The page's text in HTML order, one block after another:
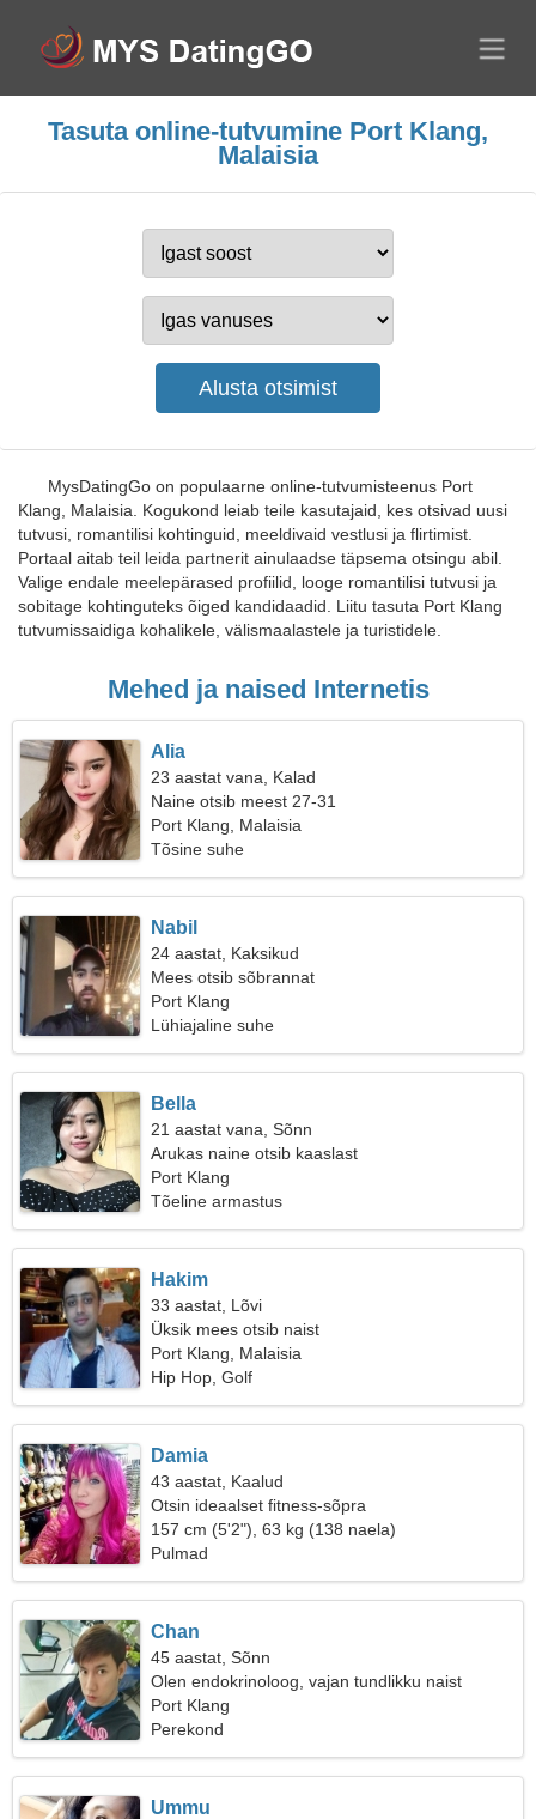
Tasuta online-tutvumine Port Klang,
Malaisia
MysDatingGo on populaarne online-tutvumisteenus Port
Klang, Malaisia. Kogukond leiab teile kasutajaid, kes otsivad uusi
tutvusi, romantilisi kohtinguid, meeldivaid vestlusi ja flirtimist.
Portaal aitab teil leida partnerit ainulaadse täpsema otsingu abil.
Valige endale meelepärased profiilid, looge romantilisi tutvusi ja
sobitage kohtinguteks õiged kandidaadid. Liitu tasuta Port Klang
tutvumissaidiga kohalikele, välismaalastele ja turistidele.
Mehed ja naised Internetis
Alia
23 aastat vana, Kalad
Naine otsib meest 27-31
Port Klang, Malaisia
Tõsine suhe
Nabil
24 aastat, Kaksikud
Mees otsib sõbrannat
Port Klang
Lühiajaline suhe
Bella
21 aastat vana, Sõnn
Arukas naine otsib kaaslast
Port Klang
Tõeline armastus
Hakim
33 aastat, Lõvi
Üksik mees otsib naist
Port Klang, Malaisia
Hip Hop, Golf
Damia
43 aastat, Kaalud
Otsin ideaalset fitness-sõpra
157 cm (5'2"), 63 kg (138 naela)
Pulmad
Chan
45 aastat, Sõnn
Olen endokrinoloog, vajan tundlikku naist
Port Klang
Perekond
Ummu